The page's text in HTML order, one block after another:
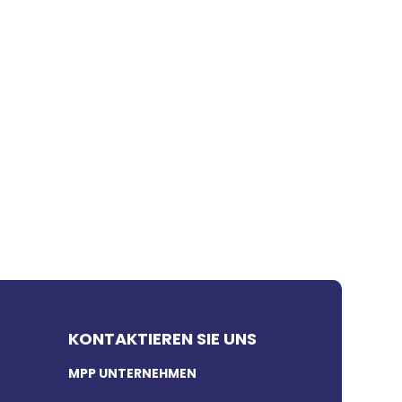
KONTAKTIEREN SIE UNS
MPP UNTERNEHMEN